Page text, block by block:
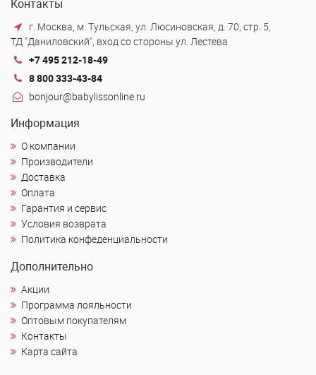
Контакты
г. Москва, м. Тульская, ул. Люсиновская, д. 70, стр. 5,
ТД "Даниловский", вход со стороны ул. Лестева
+7 495 212-18-49
8 800 333-43-84
bonjour@babylissonline.ru
Информация
О компании
Производители
Доставка
Оплата
Гарантия и сервис
Условия возврата
Политика конфеденциальности
Дополнительно
Акции
Программа лояльности
Оптовым покупателям
Контакты
Карта сайта